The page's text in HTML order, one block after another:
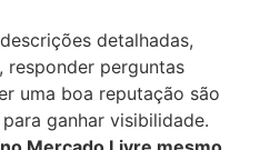
detalhadas,
perguntas
uma boa reputação são
ganhar visibilidade.